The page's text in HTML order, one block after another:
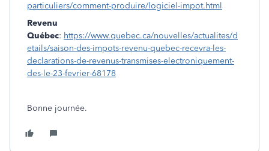
particuliers/comment-produire/logiciel-impot.html
Revenu
Québec: https://www.quebec.ca/nouvelles/actualites/d
etails/saison-des-impots-revenu-quebec-recevra-les-
declarations-de-revenus-transmises-electroniquement-
des-le-23-fevrier-68178
Bonne journée.